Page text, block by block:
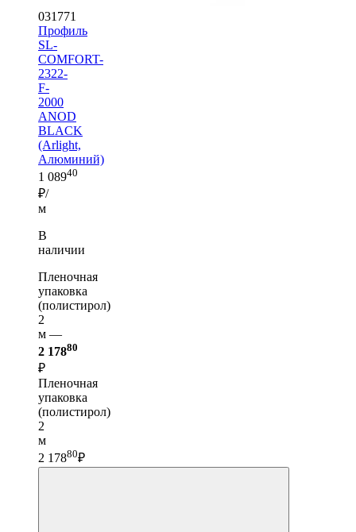
031771
Профиль
SL-
COMFORT-
2322-
F-
2000
ANOD
BLACK
(Arlight,
Алюминий)
1 08940
₽/
м
В
наличии
Пленочная
упаковка
(полистирол)
2
м —
2 17880
₽
Пленочная
упаковка
(полистирол)
2
м
2 17880₽